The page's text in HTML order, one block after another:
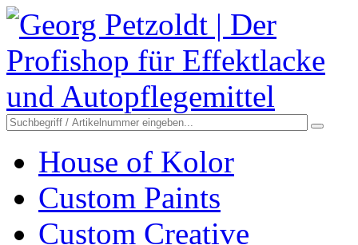
House of Kolor
Custom Paints
Custom Creative